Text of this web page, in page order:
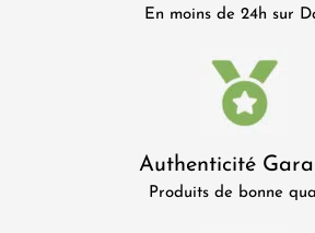
En moins de 24h sur
Authenticité
Produits de bonne